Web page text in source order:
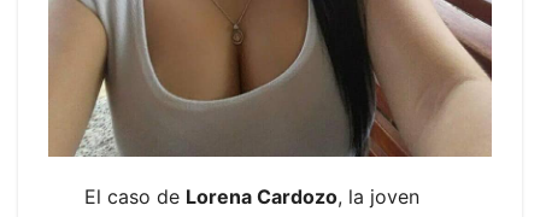
El caso de Lorena Cardozo, la joven